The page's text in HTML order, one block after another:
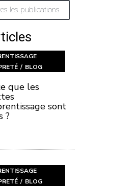
les publications
BLOG
que les
sont
?
BLOG